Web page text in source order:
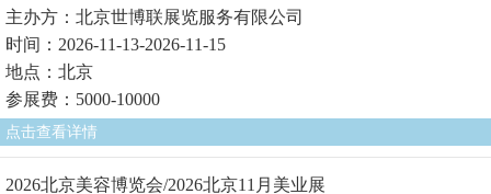
主办方：北京世博联展览服务有限公司
时间：2026-11-13-2026-11-15
地点：北京
参展费：5000-10000
点击查看详情
2026北京美容博览会/2026北京11月美业展